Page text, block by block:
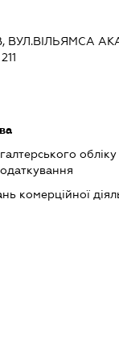
ВУЛ.ВІЛЬЯМСА
комерційної